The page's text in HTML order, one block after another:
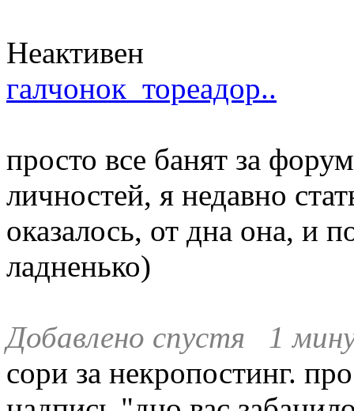
Неактивен
галчонок тореадор..
просто все банят за
личностей, я недавно
оказалось, от дна она, и
ладненько)
Добавлено спустя 1
сори за некропостинг.